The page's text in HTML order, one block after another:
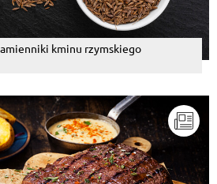
, 15.08.2015
:-)
Odpowiedz
, 29.07.2015
Odpowiedz
, 11.07.2015
kminu rzymskiego